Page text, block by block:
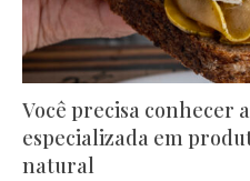
Você precisa conhecer
especializada em
natural